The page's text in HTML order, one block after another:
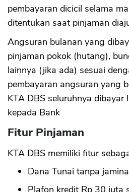
pembayaran dicicil selama
ditentukan saat pinjaman
Angsuran bulanan yang
pinjaman pokok (hutang),
lainnya (jika ada) sesuai
pembayaran angsuran yang
KTA DBS seluruhnya dibayar
kepada Bank
Fitur Pinjaman
KTA DBS memiliki fitur
Dana Tunai tanpa
Plafon kredit Rp 30 juta